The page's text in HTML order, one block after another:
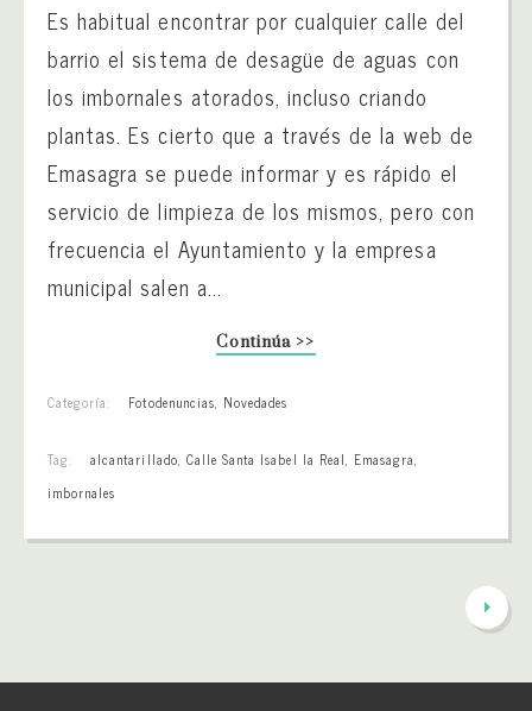
Es habitual encontrar por cualquier calle del
barrio el sistema de desagüe de aguas con
los imbornales atorados, incluso criando
plantas. Es cierto que a través de la web de
Emasagra se puede informar y es rápido el
servicio de limpieza de los mismos, pero con
frecuencia el Ayuntamiento y la empresa
municipal salen a...
Continúa >>
Categoría: Fotodenuncias, Novedades
Tag: alcantarillado, Calle Santa Isabel la Real, Emasagra,
imbornales